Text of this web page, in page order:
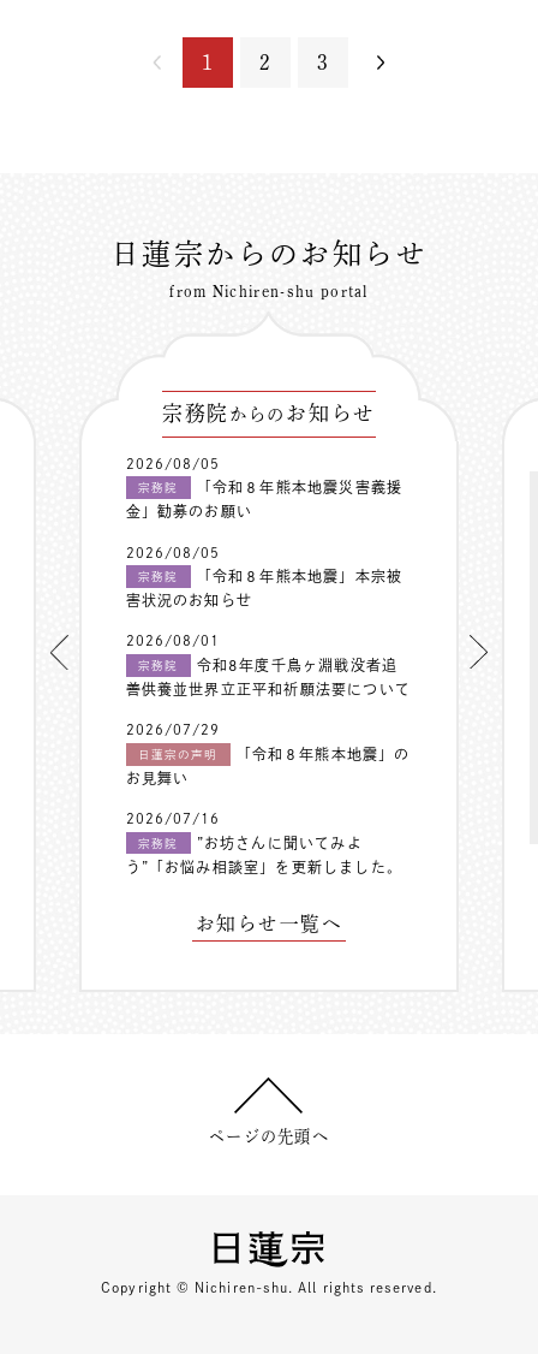
1 2 3
日蓮宗からのお知らせ
from Nichiren-shu portal
宗務院 からの お知らせ
2026/08/05
宗務院
「令和８年熊本地震災害義援
金」勧募のお願い
2026/08/05
宗務院
「令和８年熊本地震」本宗被
害状況のお知らせ
2026/08/01
宗務院
令和8年度千鳥ヶ淵戦没者追
善供養並世界立正平和祈願法要について
2026/07/29
日蓮宗の声明
「令和８年熊本地震」の
お見舞い
2026/07/16
宗務院
”お坊さんに聞いてみよ
う”「お悩み相談室」を更新しました。
お知らせ一覧へ
ページの先頭へ
Copyright © Nichiren-shu. All rights reserved.